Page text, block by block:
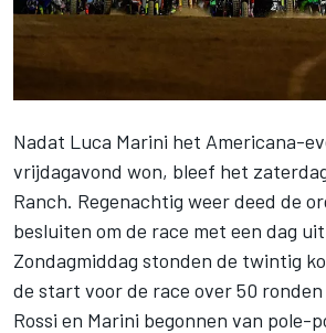
Nadat Luca Marini het Americana-
vrijdagavond won, bleef het
Ranch. Regenachtig weer deed de
besluiten om de race met een dag
Zondagmiddag stonden de twintig
de start voor de race over 50
Rossi en Marini begonnen van pole-